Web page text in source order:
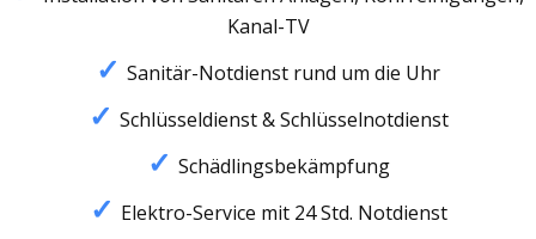
Kanal-TV
Sanitär-Notdienst rund um die Uhr
Schlüsseldienst & Schlüsselnotdienst
Schädlingsbekämpfung
Elektro-Service mit 24 Std. Notdienst